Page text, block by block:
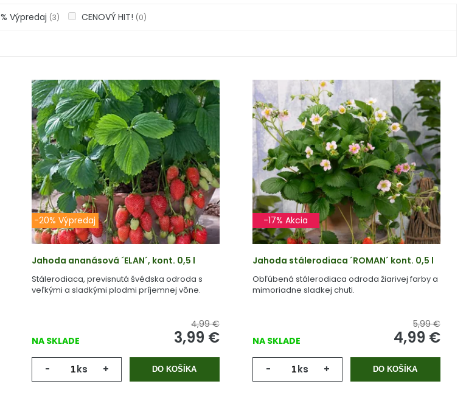
% Výpredaj (3) CENOVÝ HIT! (0)
-20% Výpredaj
Jahoda ananásová ´ELAN´, kont. 0,5 l
Stálerodiaca, previsnutá švédska odroda s
veľkými a sladkými plodmi príjemnej vône.
NA SKLADE
4,99 €
3,99 €
- ks + DO KOŠÍKA
-17% Akcia
Jahoda stálerodiaca ´ROMAN´ kont. 0,5 l
Obľúbená stálerodiaca odroda žiarivej farby a
mimoriadne sladkej chuti.
NA SKLADE
5,99 €
4,99 €
- ks + DO KOŠÍKA